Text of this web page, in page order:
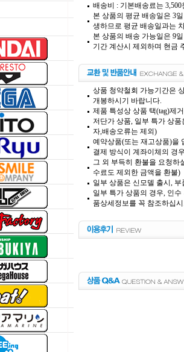
배송비 : 기본배송료는
본 상품의 평균 배송일은 3
생하므로 평균 배송일과는
본 상품의 배송 가능일은 9
기간 계산시 제외하며 현금
상품 청약철회 가능기간은
개봉하시기 바랍니다.
제품 특성상 상품 택(tag)제
저단가 상품, 일부 특가 상
자,배송오류는 제외)
예약상품(또는 재고상품)을
결제 방식이 계좌이체의 경
그 외 부득히 환불을 요청하
수료도 제외한 금액을 환불)
일부 상품은 신모델 출시,
일부 특가 상품의 경우, 인
품상세정보를 꼭 참조하십